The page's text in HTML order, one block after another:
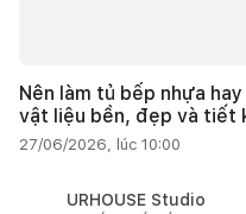
Nên làm tủ bếp nhựa
vật liệu bền, đẹp và tiết
27/06/2026, lúc 10:00
URHOUSE Studio